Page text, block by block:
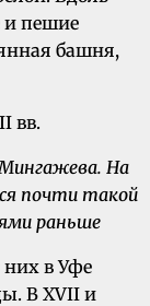
и пешие
башня,
Мингажева. На
почти такой
раньше
них в Уфе
В XVII и